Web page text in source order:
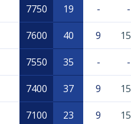
7750 19 - -
7600 40 9
7550 35 - -
7400 37 9
7100 23 9